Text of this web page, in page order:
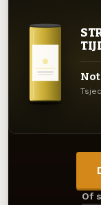
Of